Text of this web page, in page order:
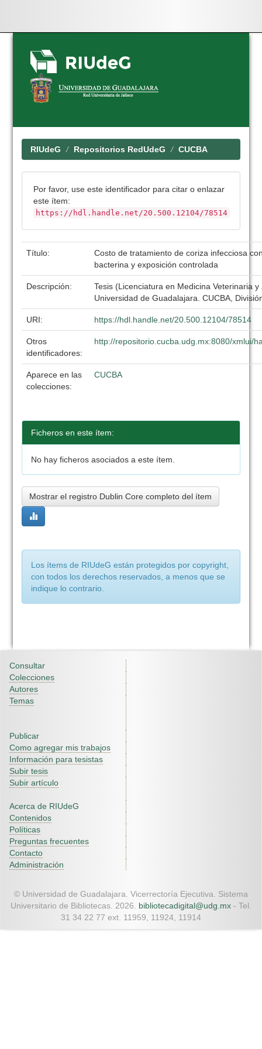
Skip
navigation
RIUdeG Repositorios RedUdeG CUCBA
Por favor, use este identificador para citar o enlazar
este ítem:
https://hdl.handle.net/20.500.12104/78514
Título:
Costo de tratamiento de coriza infecciosa
bacterina y exposición controlada
Descripción:
Tesis (Licenciatura en Medicina Veterinaria
Universidad de Guadalajara. CUCBA,
URI: https://hdl.handle.net/20.500.12104/78514
Otros
identificadores:
http://repositorio.cucba.udg.mx:8080/xmlui/
Aparece en las
colecciones:
CUCBA
Ficheros en este ítem:
No hay ficheros asociados a este ítem.
Mostrar el registro Dublin Core completo del ítem
Los ítems de RIUdeG están protegidos por copyright,
con todos los derechos reservados, a menos que se
indique lo contrario.
Consultar
Colecciones
Autores
Temas
Publicar
Como agregar mis trabajos
Información para tesistas
Subir tesis
Subir artículo
Acerca de RIUdeG
Contenidos
Políticas
Preguntas frecuentes
Contacto
Administración
© Universidad de Guadalajara. Vicerrectoría Ejecutiva. Sistema
Universitario de Bibliotecas. 2026. bibliotecadigital@udg.mx - Tel.
31 34 22 77 ext. 11959, 11924, 11914